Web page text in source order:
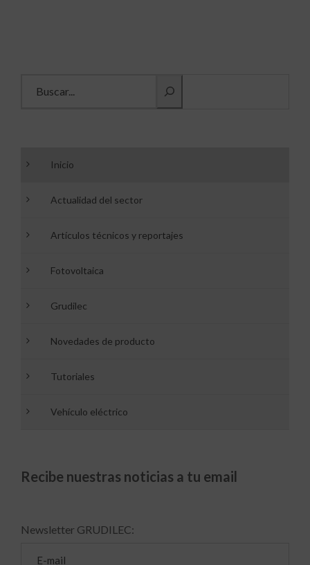
Inicio
Actualidad del sector
Artículos técnicos y reportajes
Fotovoltaica
Grudilec
Novedades de producto
Tutoriales
Vehículo eléctrico
Recibe nuestras noticias a tu email
Newsletter GRUDILEC: